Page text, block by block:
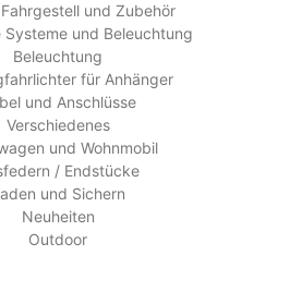
und Zubehör
Systeme und Beleuchtung
Beleuchtung
für Anhänger
und Anschlüsse
Verschiedenes
und Wohnmobil
/ Endstücke
und Sichern
Neuheiten
Outdoor